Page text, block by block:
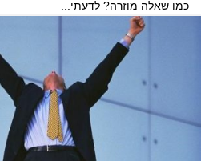
כמו שאלה מוזרה? לדעתי...
להמשך קריאה